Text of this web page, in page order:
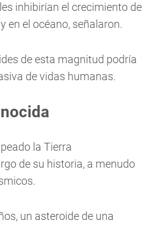
inhibirían el crecimiento de
en el océano, señalaron.
de esta magnitud podría
de vidas humanas.
la Tierra
de su historia, a menudo
un asteroide de una